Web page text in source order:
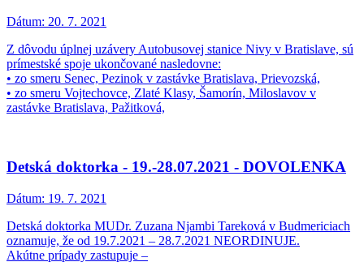
Dátum: 20. 7. 2021
Z dôvodu úplnej uzávery Autobusovej stanice Nivy v Bratislave, sú
prímestské spoje ukončované nasledovne:
• zo smeru Senec, Pezinok v zastávke Bratislava, Prievozská,
• zo smeru Vojtechovce, Zlaté Klasy, Šamorín, Miloslavov v
zastávke Bratislava, Pažitková,
Detská doktorka - 19.-28.07.2021 - DOVOLENKA
Dátum: 19. 7. 2021
Detská doktorka MUDr. Zuzana Njambi Tareková v Budmericiach
oznamuje, že od 19.7.2021 – 28.7.2021 NEORDINUJE.
Akútne prípady zastupuje –